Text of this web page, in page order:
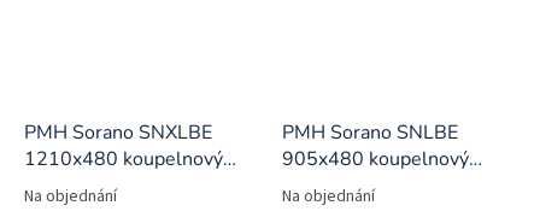
PMH Sorano SNXLBE
1210x480 koupelnový
radiátor
Na objednání
PMH Sorano SNLBE
905x480 koupelnový
radiátor
Na objednání